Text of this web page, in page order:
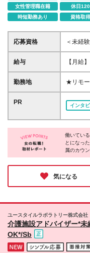
女性管理職在籍
休日
時短勤務あり
資格取
応募資格
＜未経験
上 ◆事
の転職
は、今
という
給与
【月給
京 21万
万7000
～ 栃木
岡山 17
4000円
口/愛媛
同様) 勤
屋・大
勤務地
★リモー
ク）も
恵比寿
埼玉、
ば、長
滋賀、
愛媛、
企業での勤務 ◆大手企業で働
し/自宅
エリアも♪
アの一
田・淀
イン・
PR
インタ
働いてい
とになっ
属のカウ
るみたい
心配もな
詰まった
気になる
ユースタイルラボラトリー株式会社
介護施設アドバイザー*
OK*/Sb